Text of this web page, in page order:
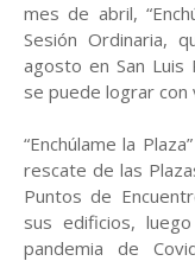
mes de abril,
Sesión Ordinaria,
agosto en San
se puede lograr
“Enchúlame la
rescate de las
Puntos de
sus edificios,
pandemia de